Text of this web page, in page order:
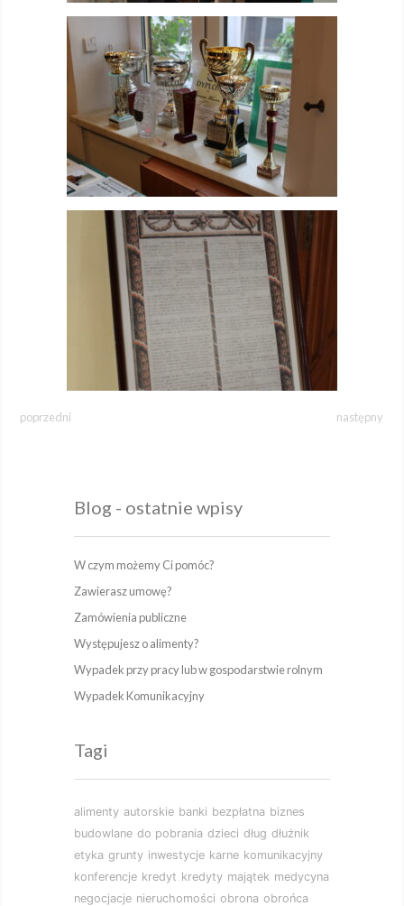
poprzedni następny
Blog - ostatnie wpisy
W czym możemy Ci pomóc?
Zawierasz umowę?
Zamówienia publiczne
Występujesz o alimenty?
Wypadek przy pracy lub w gospodarstwie rolnym
Wypadek Komunikacyjny
Tagi
alimenty autorskie banki bezpłatna biznes
budowlane do pobrania dzieci dług dłużnik
etyka grunty inwestycje karne komunikacyjny
konferencje kredyt kredyty majątek medycyna
negocjacje nieruchomości obrona obrońca